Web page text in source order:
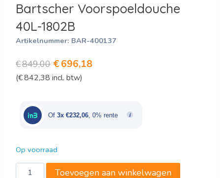
Bartscher Voorspoeldouche
40L-1802B
Artikelnummer: BAR-400137
€849,00 Oorspronkelijke
prijs
€849,00.
€696,18Huidige
€696,18.
(€842,38 incl. btw)
Of 3x €232,06, 0% rente
Op voorraad
Bartscher
Toevoegen aan winkelwagen